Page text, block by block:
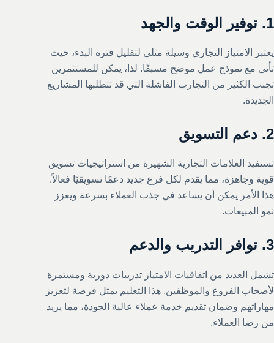
1. توفير الوقت والجهد
يعتبر الامتياز التجاري وسيلة مثلى لتقليل فترة البدء، حيث
تأتي مع نموذج عمل موضح مسبقًا. لذا، يمكن للمستثمرين
تجنب الكثير من التجارب الفاشلة التي قد تتطلبها المشاريع
الجديدة.
2. دعم التسويق
تستفيد العلامات التجارية الشهيرة من استراتيجيات تسويق
قوية وجاهزة، مما يقدم لكل فرع جديد دعمًا تسويقيًا فعالاً.
هذا الأمر يمكن أن يساعد في جذب العملاء بسرعة ويعزز
نمو المبيعات.
3. توافر التدريب والدعم
تشمل العديد من اتفاقيات الامتياز تدريبات دورية ومستمرة
لأصحاب الفروع والموظفين. هذا التعليم يمثل فرصة لتعزيز
مهاراتهم وضمان تقديم خدمة عملاء عالية الجودة، مما يزيد
من رضا العملاء.